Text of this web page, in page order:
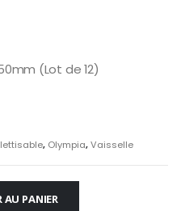
(Lot de 12)
, Olympia,Vaisselle
AU PANIER